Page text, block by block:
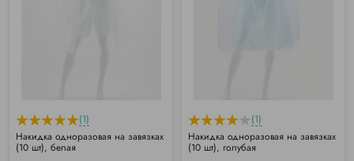
(1)
Накидка одноразовая на завязках
(10 шт), белая
(1)
Накидка одноразовая на завязках
(10 шт), голубая